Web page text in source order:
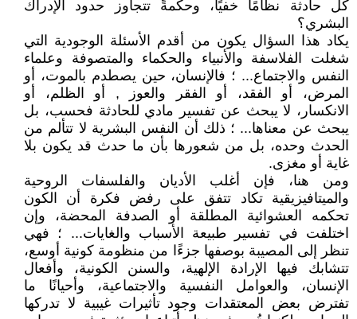
كل حادثة نظامًا خفيًا، وحكمةً تتجاوز حدود الإدراك
البشري؟
يكاد هذا السؤال يكون من أقدم الأسئلة الوجودية التي
شغلت الفلاسفة والأنبياء والحكماء والمتصوفة وعلماء
النفس والاجتماع... ؛ فالإنسان، حين يصطدم بالموت، أو
المرض، أو الفقد، أو الفقر والعوز , أو الظلم، أو
الانكسار، لا يبحث عن تفسير مادي للحادثة فحسب، بل
يبحث عن معناها... ؛ ذلك أن النفس البشرية لا تتألم من
الحدث وحده، بل من شعورها بأن ما حدث قد يكون بلا
غاية أو مغزى.
ومن هنا، فإن أغلب الأديان والفلسفات الروحية
والميتافيزيقية تكاد تتفق على رفض فكرة أن الكون
تحكمه العشوائية المطلقة أو الصدفة المحضة، وإن
اختلفت في تفسير طبيعة الأسباب والغايات... ؛ فهي
تنظر إلى المصيبة بوصفها جزءًا من منظومة كونية أوسع،
تتشابك فيها الإرادة الإلهية، والسنن الكونية، وأفعال
الإنسان، والعوامل النفسية والاجتماعية، وأحيانًا ما
تفترض بعض المعتقدات وجود تأثيرات غيبية لا تدركها